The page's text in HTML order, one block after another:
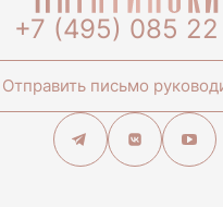
+7 (495) 085 22
Отправить письмо